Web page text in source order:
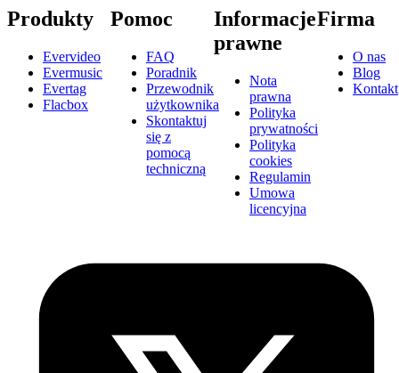
Produkty
Evervideo
Evermusic
Evertag
Flacbox
Pomoc
FAQ
Poradnik
Przewodnik
użytkownika
Skontaktuj
się z
pomocą
techniczną
Informacje
prawne
Nota
prawna
Polityka
prywatności
Polityka
cookies
Regulamin
Umowa
licencyjna
Firma
O nas
Blog
Kontakt